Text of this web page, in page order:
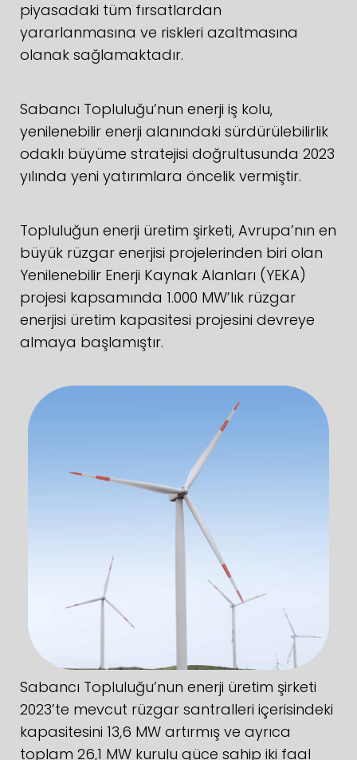
piyasadaki tüm fırsatlardan
yararlanmasına ve riskleri azaltmasına
olanak sağlamaktadır.
Sabancı Topluluğu’nun enerji iş kolu,
yenilenebilir enerji alanındaki sürdürülebilirlik
odaklı büyüme stratejisi doğrultusunda 2023
yılında yeni yatırımlara öncelik vermiştir.
Topluluğun enerji üretim şirketi, Avrupa’nın en
büyük rüzgar enerjisi projelerinden biri olan
Yenilenebilir Enerji Kaynak Alanları (YEKA)
projesi kapsamında 1.000 MW’lık rüzgar
enerjisi üretim kapasitesi projesini devreye
almaya başlamıştır.
Sabancı Topluluğu’nun enerji üretim şirketi
2023’te mevcut rüzgar santralleri içerisindeki
kapasitesini 13,6 MW artırmış ve ayrıca
toplam 26,1 MW kurulu güce sahip iki faal